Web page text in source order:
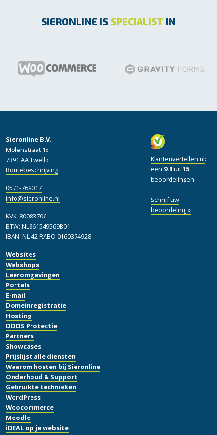
SIERONLINE IS SPECIALIST IN
Websites
Webshops
Leeromgevingen
Portals
E-mail
Domeinregistratie
Hosting
DDOS Protectie
Partners
Showcases
Prijslijst alle diensten
Waarom hosten bij Sieronline
Onderhoud & Support
Gebruikte technieken
WordPress
Woocommerce
Moodle
iDEAL op je website
Klantenvertellen.nl:
een 9.8uit15
beoordelingen.
Schrijf uw
beoordeling »
Sieronline B.V.
Molenstraat 15
7391 AA Twello
Routebeschrijving
0571-769017
info@sieronline.nl
KVK: 80083706
BTW: NL861549569B01
IBAN: NL 42 RABO 0160374928